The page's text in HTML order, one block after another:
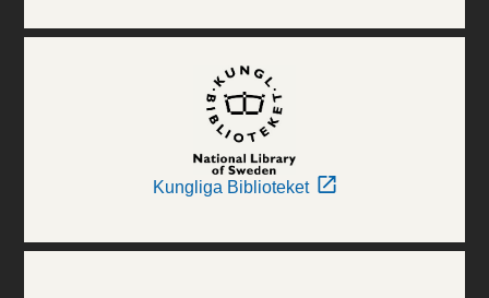
Kungliga Biblioteket